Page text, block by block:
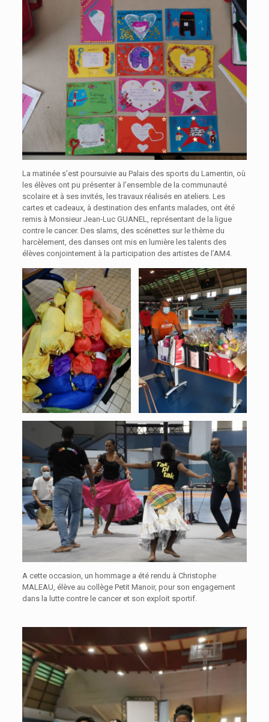
La matinée s’est poursuivie au Palais des sports du Lamentin, où
les élèves ont pu présenter à l’ensemble de la communauté
scolaire et à ses invités, les travaux réalisés en ateliers. Les
cartes et cadeaux, à destination des enfants malades, ont été
remis à Monsieur Jean-Luc GUANEL, représentant de la ligue
contre le cancer. Des slams, des scénettes sur le thème du
harcèlement, des danses ont mis en lumière les talents des
élèves conjointement à la participation des artistes de l’AM4.
A cette occasion, un hommage a été rendu à Christophe
MALEAU, élève au collège Petit Manoir, pour son engagement
dans la lutte contre le cancer et son exploit sportif.